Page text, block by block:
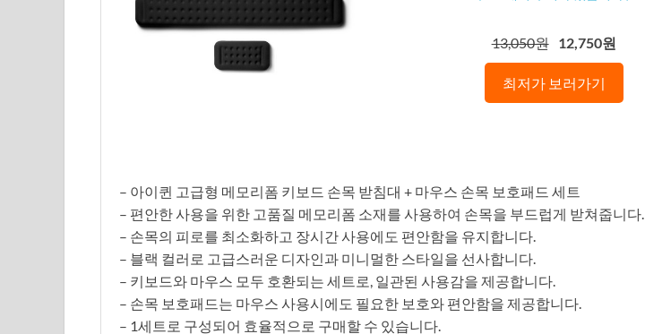
13,050원 12,750원
최저가 보러가기
– 아이퀸 고급형 메모리폼 키보드 손목 받침대 + 마우스 손목 보호패드 세트
– 편안한 사용을 위한 고품질 메모리폼 소재를 사용하여 손목을 부드럽게 받쳐줍니다.
– 손목의 피로를 최소화하고 장시간 사용에도 편안함을 유지합니다.
– 블랙 컬러로 고급스러운 디자인과 미니멀한 스타일을 선사합니다.
– 키보드와 마우스 모두 호환되는 세트로, 일관된 사용감을 제공합니다.
– 손목 보호패드는 마우스 사용시에도 필요한 보호와 편안함을 제공합니다.
– 1세트로 구성되어 효율적으로 구매할 수 있습니다.